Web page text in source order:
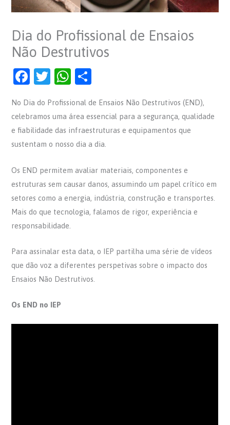
Dia do Profissional de Ensaios
Não Destrutivos
F
c
e
b
o
k
T
itt
er
W
at
s
A
p
ar
e
No Dia do Profissional de Ensaios Não Destrutivos (END),
celebramos uma área essencial para a segurança, qualidade
e fiabilidade das infraestruturas e equipamentos que
sustentam o nosso dia a dia.
Os END permitem avaliar materiais, componentes e
estruturas sem causar danos, assumindo um papel crítico em
setores como a energia, indústria, construção e transportes.
Mais do que tecnologia, falamos de rigor, experiência e
responsabilidade.
Para assinalar esta data, o IEP partilha uma série de vídeos
que dão voz a diferentes perspetivas sobre o impacto dos
Ensaios Não Destrutivos.
Os END no IEP